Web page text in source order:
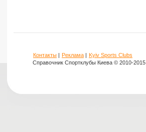
Контакты | Реклама | Kyiv Sports Clubs
Справочник Спортклубы Киева © 2010-2015